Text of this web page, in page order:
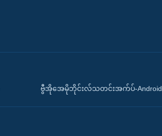
ဗွီအိုအေမိုဘိုင်းလ်သတင်းအက်ပ်-Android